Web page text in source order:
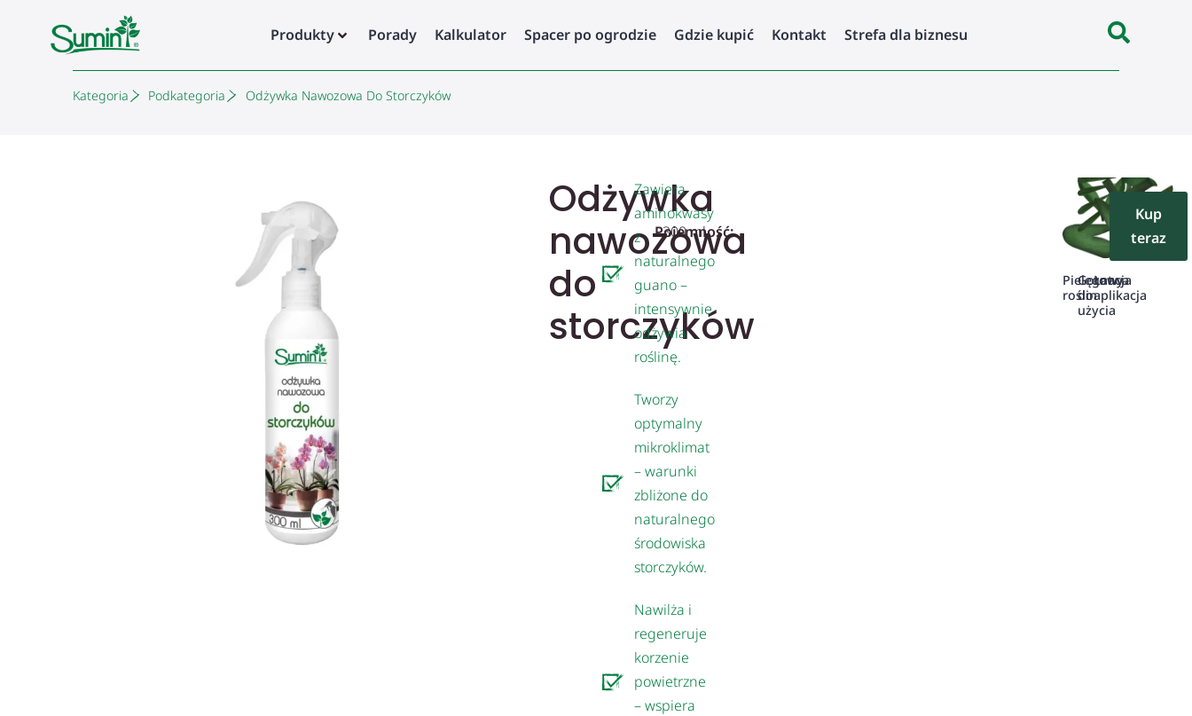
Produkty Porady Kalkulator Spacer po ogrodzie Gdzie kupić Kontakt Strefa dla biznesu
Kategoria Podkategoria Odżywka Nawozowa Do Storczyków
Odżywka
nawozowa
do
storczyków
Zawiera
aminokwasy
z
naturalnego
guano –
intensywnie
odżywia
roślinę.
Tworzy
optymalny
mikroklimat
– warunki
zbliżone do
naturalnego
środowiska
storczyków.
Nawilża i
regeneruje
korzenie
powietrzne
– wspiera
Pojemność:
300 ml
Pielęgnacja
roślin
Gotowy
do
użycia
Łatwa
aplikacja
Kup
teraz